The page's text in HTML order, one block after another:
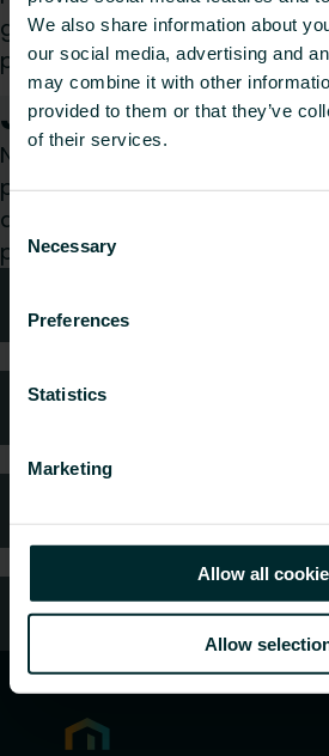
We also share information about
our social media, advertising and
may combine it with other
provided to them or that they’ve
of their services.
Consent
Selection
Necessary
Preferences
Statistics
Marketing
Allow all
Allow
gdzie konieczne jest ręczne
prowadzących.
Jak możemy Ci
Niezależnie od tego, czy jesteś
projektantem, instalatorem,
dystrybucji, czy
przyjemnością zajmiemy się
Wsparcie
Najczęściej zadawane
Kontakt z nami